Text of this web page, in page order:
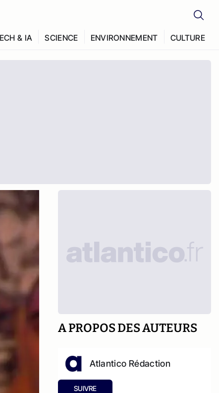
& IA SCIENCE ENVIRONNEMENT CULTURE
A PROPOS DES AUTEURS
Atlantico Rédaction
SUIVRE